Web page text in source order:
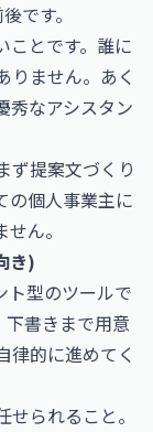
です。
ことです。誰に
りません。あく
秀なアシスタン
ず提案文づくり
の個人事業主に
ん。
き)
ト型のツールで
下書きまで用意
律的に進めてく
られること。